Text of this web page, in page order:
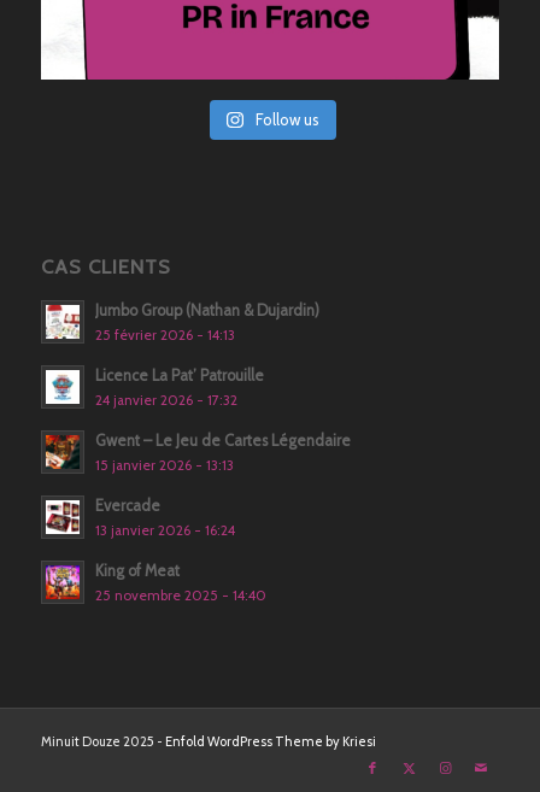
Follow us
CAS CLIENTS
Jumbo Group (Nathan & Dujardin)
25 février 2026 - 14:13
Licence La Pat’ Patrouille
24 janvier 2026 - 17:32
Gwent – Le Jeu de Cartes Légendaire
15 janvier 2026 - 13:13
Evercade
13 janvier 2026 - 16:24
King of Meat
25 novembre 2025 - 14:40
Minuit Douze 2025 - Enfold WordPress Theme by Kriesi